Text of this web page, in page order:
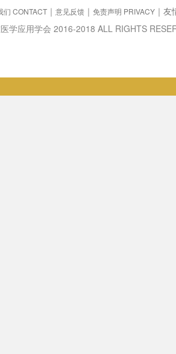
们 CONTACT ｜ 意见反馈 ｜ 免责声明 PRIVACY ｜ 友
学应用学会 2016-2018 ALL RIGHTS